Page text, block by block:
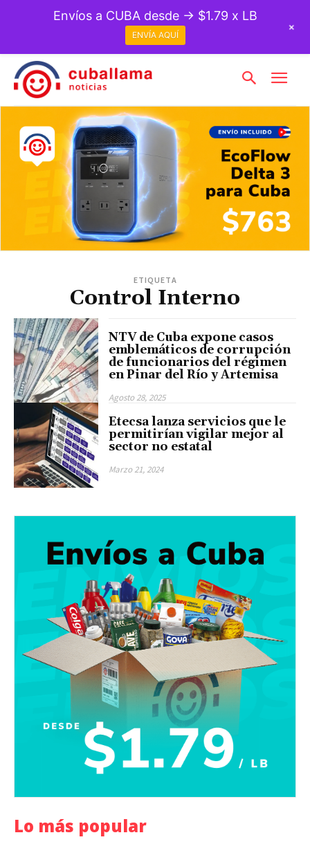
ETIQUETA
Control Interno
NTV de Cuba expone casos
emblemáticos de corrupción
de funcionarios del régimen
en Pinar del Río y Artemisa
Agosto 28, 2025
Etecsa lanza servicios que le
permitirían vigilar mejor al
sector no estatal
Marzo 21, 2024
Lo más popular
Envíos a CUBA desde → $1.79 x LB
ENVÍA AQUÍ
+